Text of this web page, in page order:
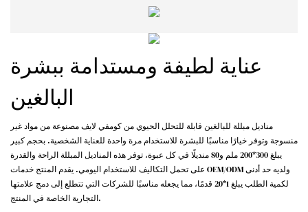
عناية لطيفة ومستدامة ببشرة
البالغين
مناديل مبللة للبالغين قابلة للتحلل الحيوي من كومفي لايف مصنوعة من مواد غير
منسوجة وتوفر خيارًا مناسبًا للبشرة للاستخدام مرة واحدة للعناية الشخصية. بحجم كبير
يبلغ 300*200 ملم و80 منديلًا في كل عبوة، توفر هذه المناديل المبللة الراحة والقدرة
على تحمل التكاليف للاستخدام اليومي. يقدم المنتج خدمات OEM/ODM ولديه حد أدنى
لكمية الطلب يبلغ 1*20 قدمًا، مما يجعله مناسبًا للشركات التي تتطلع إلى دمج علامتها
التجارية الخاصة في المنتج.